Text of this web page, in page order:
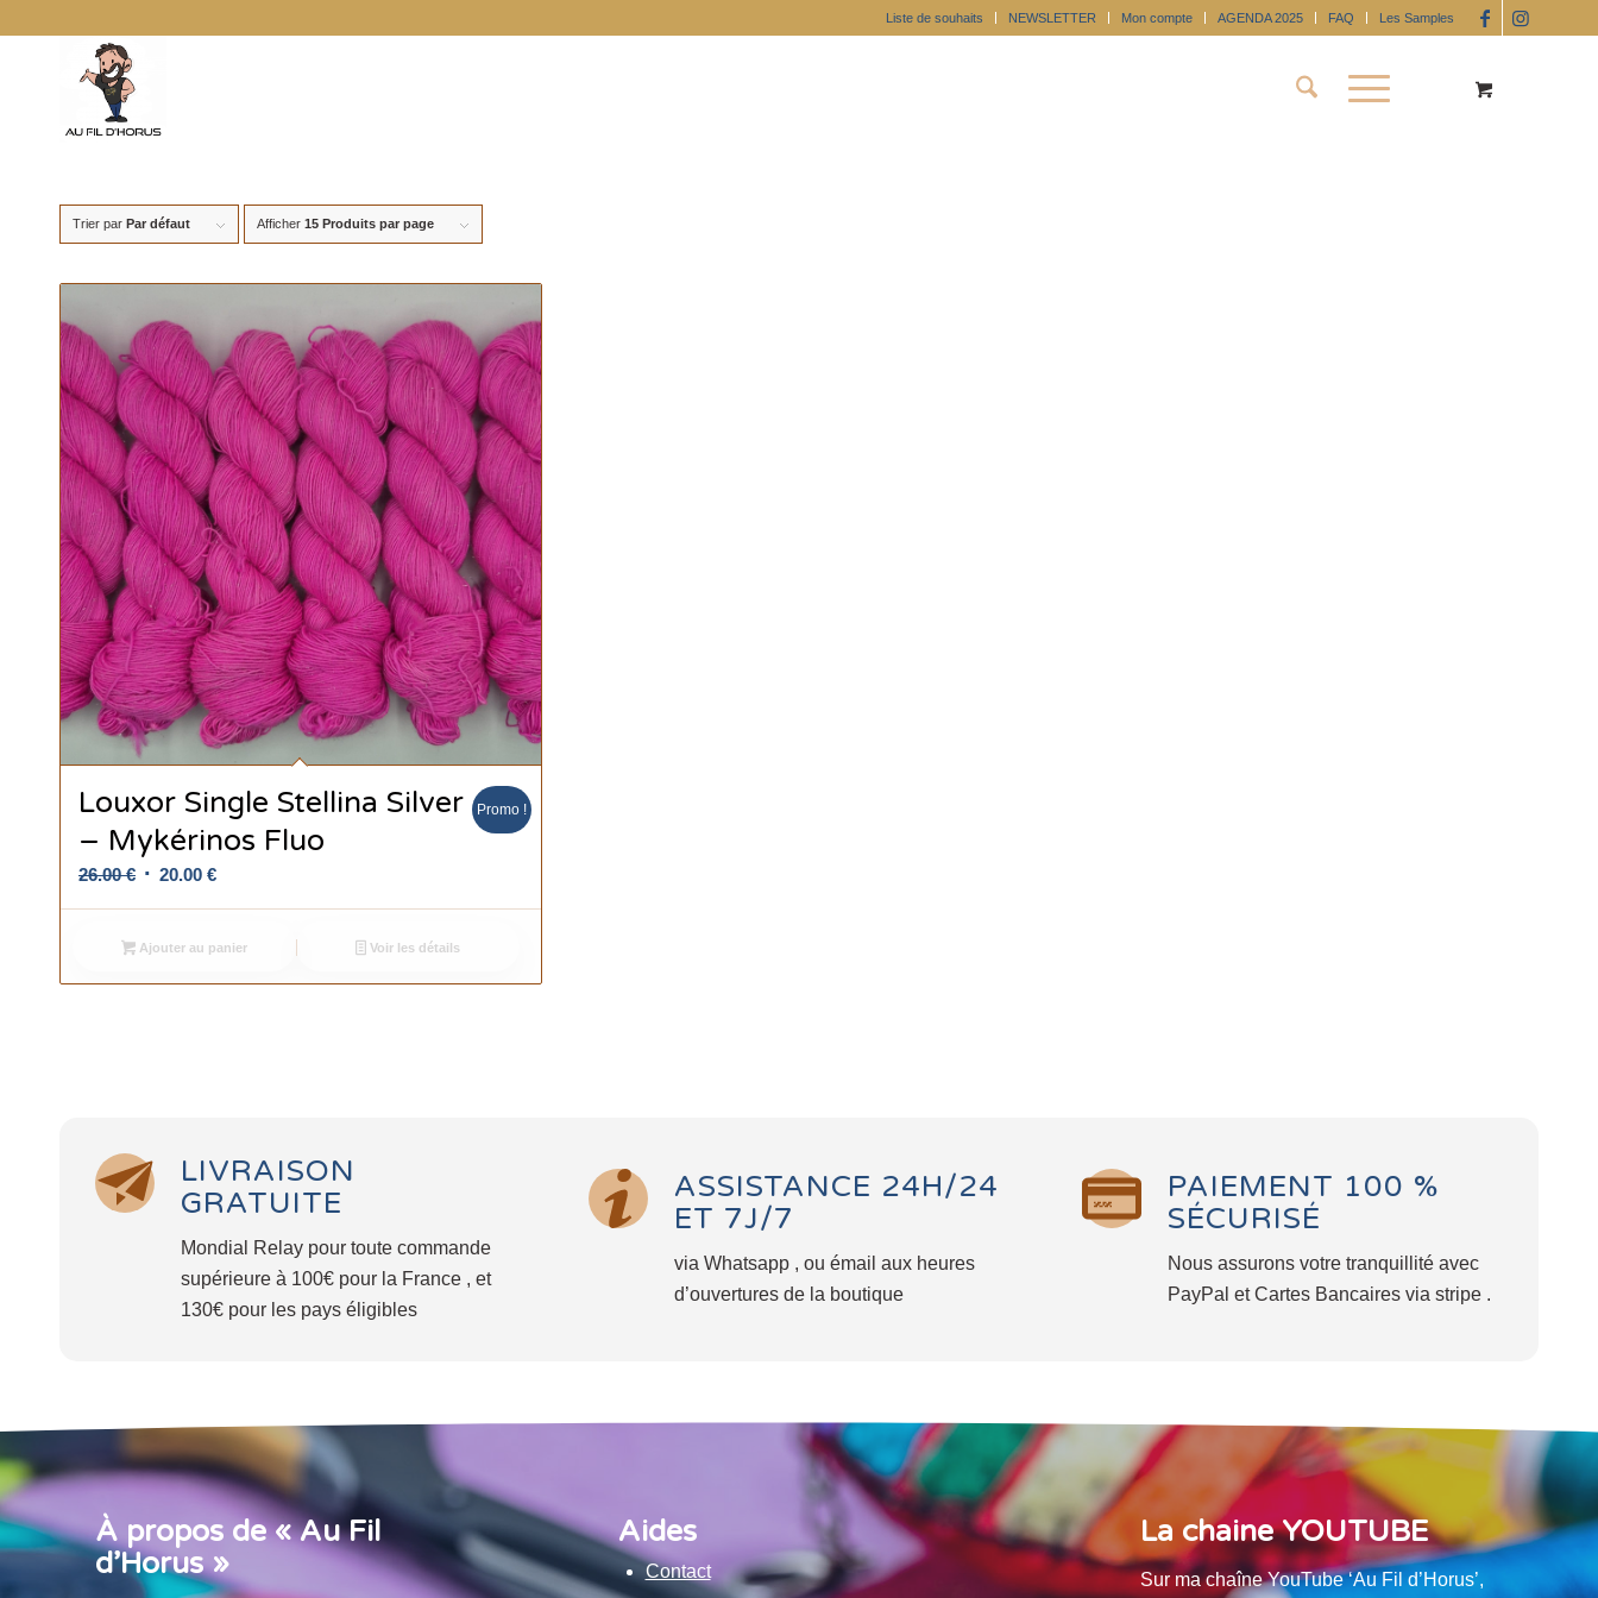
Liste de souhaits NEWSLETTER Mon compte AGENDA 2025 FAQ Les Samples
Trier par Par défaut Afficher 15 Produits par page
Louxor Single Stellina Silver
– Mykérinos Fluo
26.00€ Le
était :
26.00 €.
20.00 €Le
est :
20.00 €.
Promo !
Ajouter au panier Voir les détails
LIVRAISON
GRATUITE
Mondial Relay pour toute commande
supérieure à 100€ pour la France , et
130€ pour les pays éligibles
ASSISTANCE 24H/24
ET 7J/7
via Whatsapp , ou émail aux heures
d’ouvertures de la boutique
PAIEMENT 100 %
SÉCURISÉ
Nous assurons votre tranquillité avec
PayPal et Cartes Bancaires via stripe .
À propos de « Au Fil
d’Horus »
Aides
Contact
La chaine YOUTUBE
Sur ma chaîne YouTube ‘Au Fil d’Horus’,